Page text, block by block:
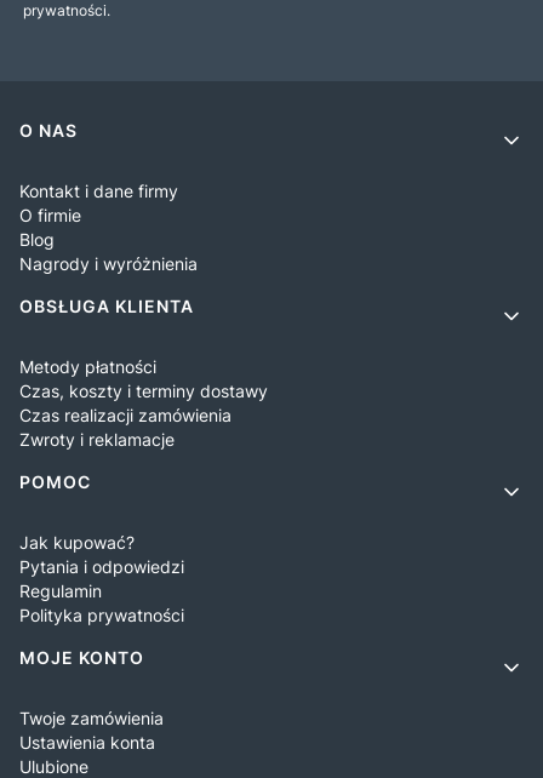
prywatności.
Linki w stopce
O NAS
Kontakt i dane firmy
O firmie
Blog
Nagrody i wyróżnienia
OBSŁUGA KLIENTA
Metody płatności
Czas, koszty i terminy dostawy
Czas realizacji zamówienia
Zwroty i reklamacje
POMOC
Jak kupować?
Pytania i odpowiedzi
Regulamin
Polityka prywatności
MOJE KONTO
Twoje zamówienia
Ustawienia konta
Ulubione